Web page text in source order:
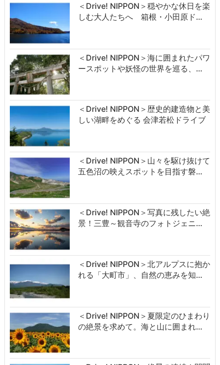
＜Drive! NIPPON＞穏やかな休日を楽
しむ大人たちへ 箱根・小田原ド…
＜Drive! NIPPON＞海に囲まれたパワ
ースポットや妖怪の世界を巡る、…
＜Drive! NIPPON＞歴史的建造物と美
しい湖畔をめぐる 会津若松ドライブ
＜Drive! NIPPON＞山々を駆け抜けて
五色沼の映えスポットを目指す磐…
＜Drive! NIPPON＞写真に残したい絶
景！三豊～観音寺のフォトジェニ…
＜Drive! NIPPON＞北アルプスに抱か
れる「大町市」、自然の恵みを知…
＜Drive! NIPPON＞夏限定のひまわり
の絶景を求めて。海と山に囲まれ…